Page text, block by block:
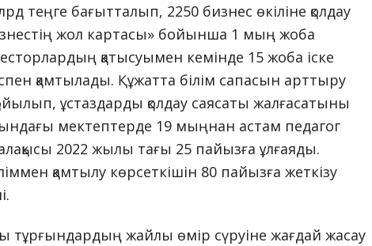
теңге бағытталып, 2250 бизнес өкіліне қолдау
жол картасы» бойынша 1 мың жоба
қатысуымен кемінде 15 жоба іске
қамтылады. Құжатта білім сапасын арттыру
ұстаздарды қолдау саясаты жалғасатыны
мектептерде 19 мыңнан астам педагог
2022 жылы тағы 25 пайызға ұлғаяды.
қамтылу көрсеткішін 80 пайызға жеткізу
тұрғындардың жайлы өмір сүруіне жағдай жасау